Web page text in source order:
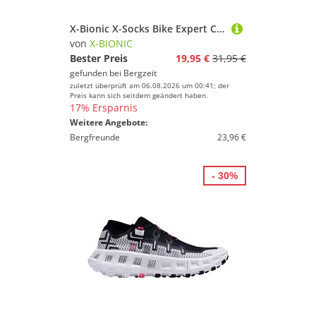
X-Bionic X-Socks Bike Expert Crew Socken
von X-BIONIC
Bester Preis
19,95 € 31,95 €
gefunden bei Bergzeit
zuletzt überprüft am 06.08.2026 um 00:41; der
Preis kann sich seitdem geändert haben.
17% Ersparnis
Weitere Angebote:
Bergfreunde
23,96 €
- 30%